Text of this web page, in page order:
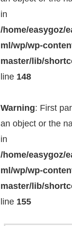
in
/home/easygoz/
ml/wp/wp-
master/lib/
line 148
Warning: First
an object or the
in
/home/easygoz/
ml/wp/wp-
master/lib/
line 155